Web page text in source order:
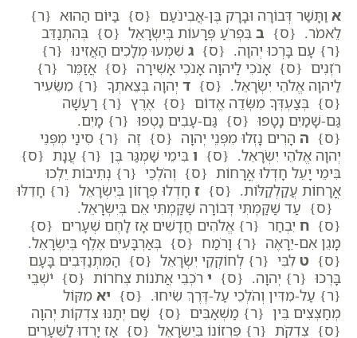
א וַתָּשַׁר דְּבוֹרָה וּבָרָק בֶּן-אֲבִינֹעַם {ס} בַּיּוֹם הַהוּא {ר}
לֵאמֹר. {ס} ב בִּפְרֹעַ פְּרָעוֹת בְּיִשְׂרָאֵל {ס} בְּהִתְנַדֵּב
{ר} עָם בָּרְכוּ יְהוָה. {ס} ג שִׁמְעוּ מְלָכִים הַאֲזִינוּ {ר}
רֹזְנִים {ס} אָנֹכִי לַיהוָה אָנֹכִי אָשִׁירָה {ס} אֲזַמֵּר {ר}
לַיהוָה אֱלֹהֵי יִשְׂרָאֵל. {ס} ד יְהוָה בְּצֵאתְךָ {ר} מִשֵּׂעִיר
{ס} בְּצַעְדְּךָ מִשְּׂדֵה אֱדוֹם {ס} אֶרֶץ {ר} רָעָשָׁה
גַּם-שָׁמַיִם נָטָפוּ {ס} גַּם-עָבִים נָטְפוּ {ר} מָיִם.
{ס} ה הָרִים נָזְלוּ מִפְּנֵי יְהוָה {ס} זֶה {ר} סִינַי מִפְּנֵי
יְהוָה אֱלֹהֵי יִשְׂרָאֵל. {ס} ו בִּימֵי שַׁמְגַּר בֶּן {ר} עֲנָת {ס}
בִּימֵי יָעֵל חָדְלוּ אֳרָחוֹת {ס} וְהֹלְכֵי {ר} נְתִיבוֹת יֵלְכוּ
אֳרָחוֹת עֲקַלְקַלּוֹת. {ס} ז חָדְלוּ פְרָזוֹן בְּיִשְׂרָאֵל {ר} חָדֵלּוּ
{ס} עַד שַׁקַּמְתִּי דְּבוֹרָה שַׁקַּמְתִּי אֵם בְּיִשְׂרָאֵל.
{ס} ח יִבְחַר {ר} אֱלֹהִים חֲדָשִׁים אָז לָחֶם שְׁעָרִים {ס}
מָגֵן אִם-יֵרָאֶה {ר} וָרֹמַח {ס} בְּאַרְבָּעִים אֶלֶף בְּיִשְׂרָאֵל.
{ס} ט לִבִּי {ר} לְחוֹקְקֵי יִשְׂרָאֵל {ס} הַמִּתְנַדְּבִים בָּעָם
בָּרְכוּ {ר} יְהוָה. {ס} י רֹכְבֵי אֲתֹנוֹת צְחֹרוֹת {ס} יֹשְׁבֵי
{ר} עַל-מִדִּין וְהֹלְכֵי עַל-דֶּרֶךְ שִׂיחוּ. {ס} יא מִקּוֹל
מְחַצְצִים בֵּין {ר} מַשְׁאַבִּים {ס} שָׁם יְתַנּוּ צִדְקוֹת יְהוָה
{ס} צִדְקֹת {ר} פִּרְזוֹנוֹ בְּיִשְׂרָאֵל {ס} אָז יָרְדוּ לַשְּׁעָרִים